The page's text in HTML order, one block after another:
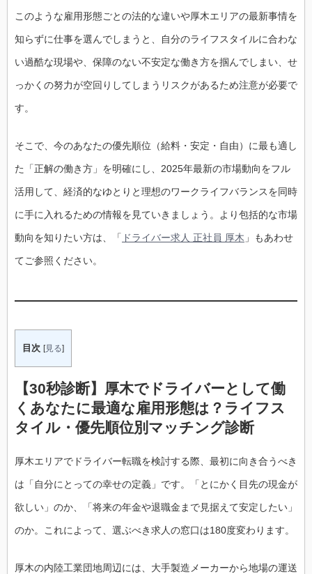
このような雇用形態ごとの法的な違いや厚木エリアの最新事情を
知らずに仕事を選んでしまうと、自分のライフスタイルに合わな
い過酷な現場や、保障のない不安定な働き方を掴んでしまい、せ
っかくの努力が空回りしてしまうリスクがあるため注意が必要で
す。
そこで、今のあなたの優先順位（給料・安定・自由）に最も適し
た「正解の働き方」を明確にし、2025年最新の市場動向をフル
活用して、経済的なゆとりと理想のワークライフバランスを同時
に手に入れるための情報を見ていきましょう。より包括的な市場
動向を知りたい方は、「 ドライバー求人 正社員 厚木 」もあわせ
てご参照ください。
目次 [見る]
【30秒診断】厚木でドライバーとして働
くあなたに最適な雇用形態は？ライフス
タイル・優先順位別マッチング診断
厚木エリアでドライバー転職を検討する際、最初に向き合うべき
は「自分にとっての幸せの定義」です。「とにかく目先の現金が
欲しい」のか、「将来の年金や退職金まで見据えて安定したい」
のか。これによって、選ぶべき求人の窓口は180度変わります。
厚木の内陸工業団地周辺には、大手製造メーカーから地場の運送